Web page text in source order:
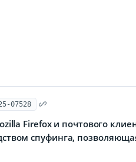
07528
Firefox и почтового
спуфинга,